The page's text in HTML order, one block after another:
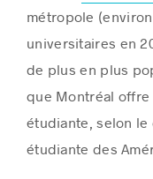
métropole
universitaires en
de plus en plus
que Montréal
étudiante, selon le
étudiante des